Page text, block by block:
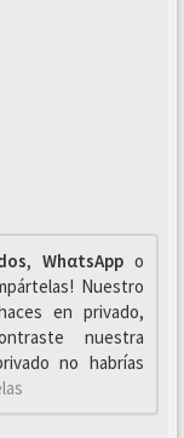
, WhαtsAppo
Nuestro
en privado,
nuestra
no habrías